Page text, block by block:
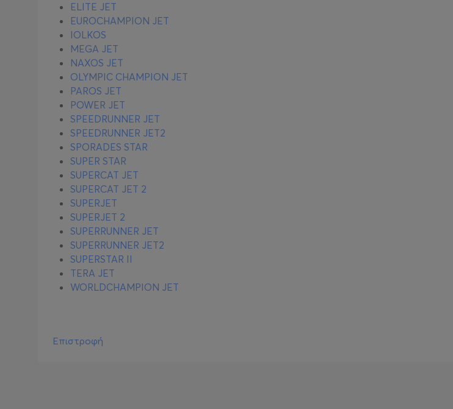
ELITE JET
EUROCHAMPION JET
IOLKOS
MEGA JET
NAXOS JET
OLYMPIC CHAMPION JET
PAROS JET
POWER JET
SPEEDRUNNER JET
SPEEDRUNNER JET2
SPORADES STAR
SUPER STAR
SUPERCAT JET
SUPERCAT JET 2
SUPERJET
SUPERJET 2
SUPERRUNNER JET
SUPERRUNNER JET2
SUPERSTAR II
TERA JET
WORLDCHAMPION JET
Επιστροφή